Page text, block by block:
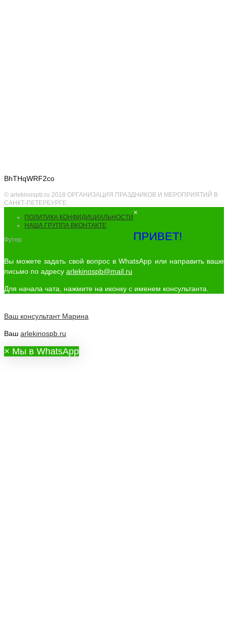
BhTHqWRF2co
© arlekinospb.ru 2018 ОРГАНИЗАЦИЯ ПРАЗДНИКОВ И МЕРОПРИЯТИЙ В
САНКТ-ПЕТЕРБУРГЕ.
ПОЛИТИКА КОНФИДИЦИАЛЬНОСТИ
НАША ГРУППА ВКОНТАКТЕ
Футер
×
ПРИВЕТ!
Вы можете задать свой вопрос в WhatsApp или направить ваше
письмо по адресу arlekinospb@mail.ru
Для начала чата, нажмите на иконку с именем консультанта.
Ваш консультант Марина
Ваш arlekinospb.ru
× Мы в WhatsApp